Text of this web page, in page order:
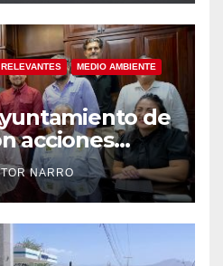
MEDIO AMBIENTE
de
acciones
lluvias en el
NARRO